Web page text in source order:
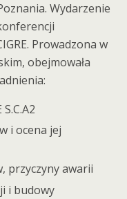
Wydarzenie
Prowadzona w
obejmowała
i ocena jej
przyczyny awarii
i budowy